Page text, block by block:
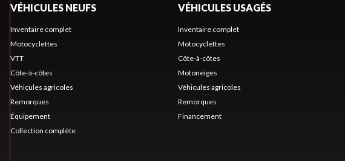
VÉHICULES NEUFS
Inventaire complet
Motocyclettes
VTT
Côte-à-côtes
Véhicules agricoles
Remorques
Équipement
Collection complète
VÉHICULES USAGÉS
Inventaire complet
Motocyclettes
Côte-à-côtes
Motoneiges
Véhicules agricoles
Remorques
Financement